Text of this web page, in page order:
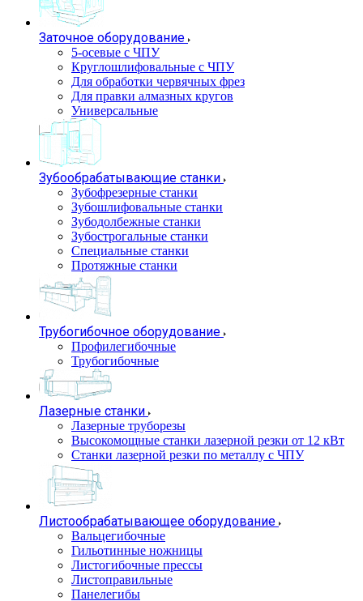
Заточное оборудование
5-осевые с ЧПУ
Круглошлифовальные с ЧПУ
Для обработки червячных фрез
Для правки алмазных кругов
Универсальные
Зубообрабатывающие станки
Зубофрезерные станки
Зубошлифовальные станки
Зубодолбежные станки
Зубострогальные станки
Специальные станки
Протяжные станки
Трубогибочное оборудование
Профилегибочные
Трубогибочные
Лазерные станки
Лазерные труборезы
Высокомощные станки лазерной резки от 12 кВт
Станки лазерной резки по металлу с ЧПУ
Листообрабатывающее оборудование
Вальцегибочные
Гильотинные ножницы
Листогибочные прессы
Листоправильные
Панелегибы